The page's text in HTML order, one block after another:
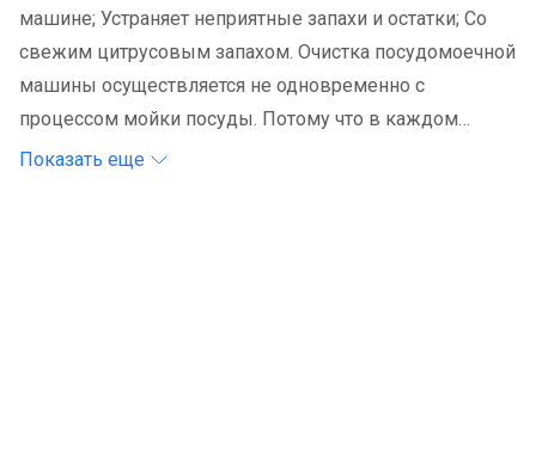
машине; Устраняет неприятные запахи и остатки; Со
свежим цитрусовым запахом. Очистка посудомоечной
машины осуществляется не одновременно с
процессом мойки посуды. Потому что в каждом
цикле мойки, загрязнения и остатки очистителя могут
Показать еще